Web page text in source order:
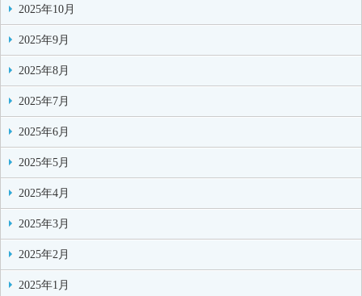
2025年10月
2025年9月
2025年8月
2025年7月
2025年6月
2025年5月
2025年4月
2025年3月
2025年2月
2025年1月